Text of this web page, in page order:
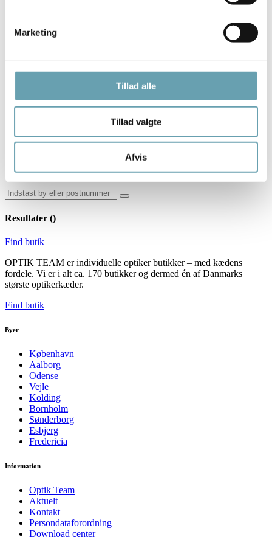
Marketing
Tillad alle
Tillad valgte
Afvis
har været yderst selektiv i sit valg af distributører og altid viser
udviklet sig på en måde, der bevarer sit radikale men omhyggelige
image i alle sine butikker.
Med oprettelsen af de to nye parfumer, Balenciaga Paris og
Florabotanica, går Balenciaga tilbage til sin strålende fortid i
parfumerivirksomheden (Dix 1946, Quadrille 1948, La Fruite des
Brug kortet og find en forhandler af Balenciaga briller og solbriller
nær dig.
Find optiker butik
Resultater ()
Find butik
OPTIK TEAM er individuelle optiker butikker – med kædens
fordele. Vi er i alt ca. 170 butikker og dermed én af Danmarks
største optikerkæder.
Find butik
Byer
København
Aalborg
Odense
Vejle
Kolding
Bornholm
Sønderborg
Esbjerg
Fredericia
Information
Optik Team
Aktuelt
Kontakt
Persondataforordning
Download center